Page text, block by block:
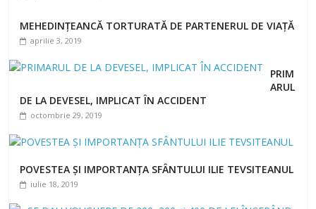
MEHEDINȚEANCĂ TORTURATĂ DE PARTENERUL DE VIAȚĂ
aprilie 3, 2019
PRIM
ARUL
DE LA DEVESEL, IMPLICAT ÎN ACCIDENT
octombrie 29, 2019
POVESTEA ȘI IMPORTANȚA SFÂNTULUI ILIE TEVSITEANUL
iulie 18, 2019